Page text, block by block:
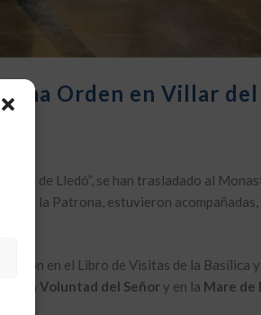
Orden en Villar del
de Lledó”, se han trasladado al
de la Patrona, estuvieron
en el Libro de Visitas de la Basílica y
en la Voluntad del Señory en la Mare de